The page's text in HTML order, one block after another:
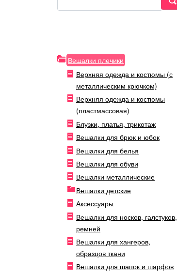
Вешалки плечики
Верхняя одежда и костюмы (с
металлическим крючком)
Верхняя одежда и костюмы
(пластмассовая)
Блузки, платья, трикотаж
Вешалки для брюк и юбок
Вешалки для белья
Вешалки для обуви
Вешалки металлические
Вешалки детские
Аксессуары
Вешалки для носков, галстуков,
ремней
Вешалки для хангеров,
образцов ткани
Вешалки для шапок и шарфов